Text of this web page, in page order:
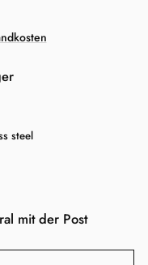
steel
mit der Post